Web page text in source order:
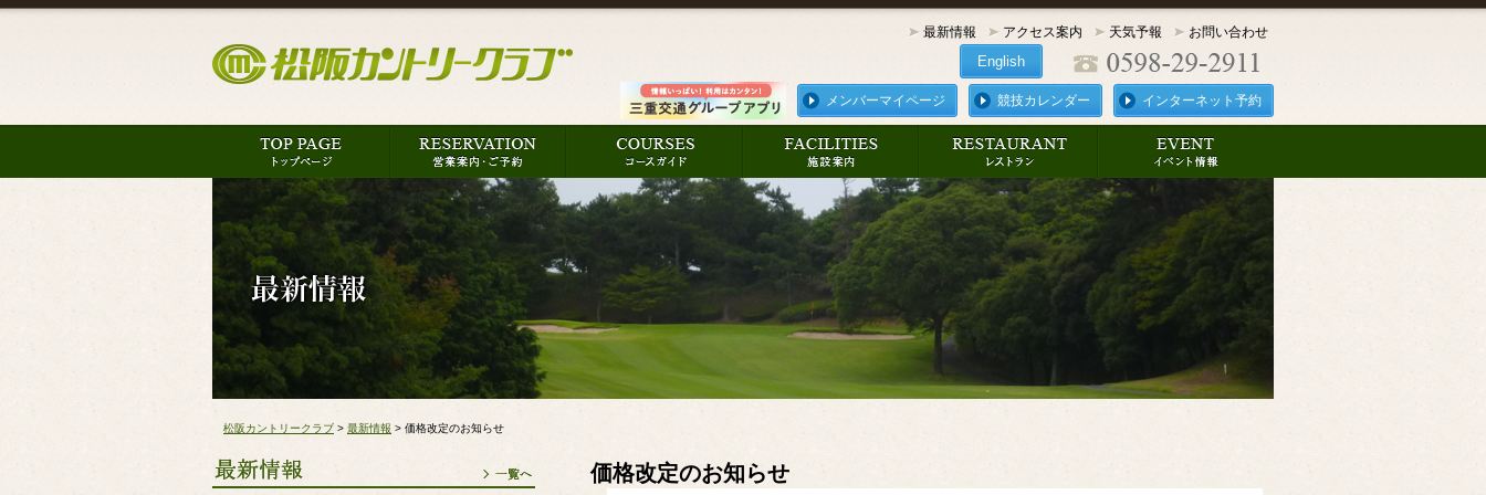
最新情報 アクセス案内 天気予報 お問い合わせ
English
メンバーマイページ 競技カレンダー インターネット予約
松阪カントリークラブ > 最新情報 > 価格改定のお知らせ
価格改定のお知らせ